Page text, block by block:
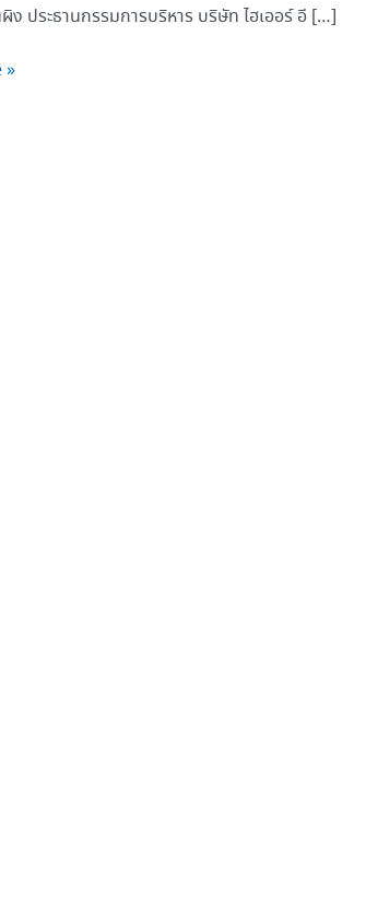
ง ประธานกรรมการบริหาร บริษัท ไฮเออร์ อี […]
»